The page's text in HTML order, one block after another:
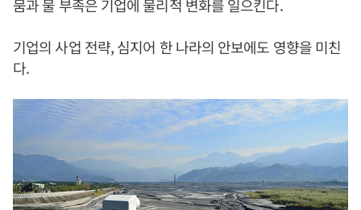
뭄과 물 부족은 기업에 물리적 변화를 일으킨다.
기업의 사업 전략, 심지어 한 나라의 안보에도 영향을 미친
다.